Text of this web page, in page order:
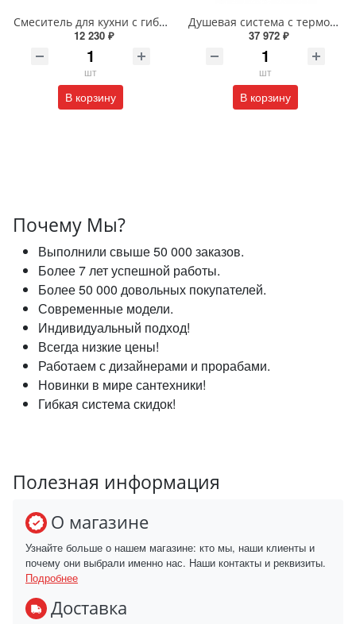
Смеситель для кухни с гибким изливом и режимом душ Knotlor БЕСКОНЕЧНОСТЬ SS-17/BL черный
12 230 ₽
шт
В корзину
Душевая система с термостатом Wonzon & Woghand INN WW-B3047-A-MB черный матовый
37 972 ₽
шт
В корзину
Почему Мы?
Выполнили свыше 50 000 заказов.
Более 7 лет успешной работы.
Более 50 000 довольных покупателей.
Современные модели.
Индивидуальный подход!
Всегда низкие цены!
Работаем с дизайнерами и прорабами.
Новинки в мире сантехники!
Гибкая система скидок!
Полезная информация
О магазине
Узнайте больше о нашем магазине: кто мы, наши клиенты и
почему они выбрали именно нас. Наши контакты и реквизиты.
Подробнее
Доставка